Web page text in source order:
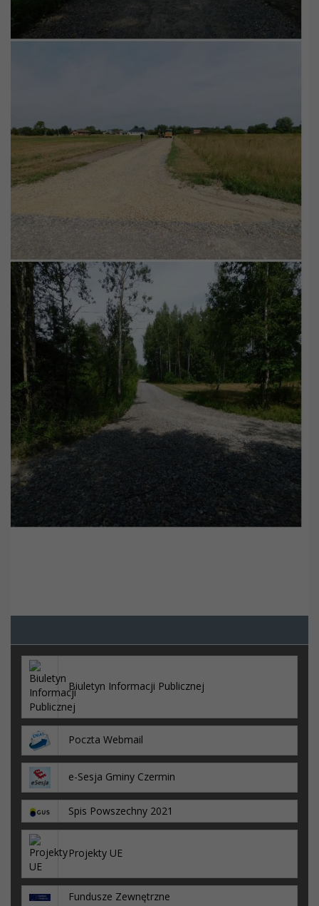
Biuletyn Informacji Publicznej
Poczta Webmail
e-Sesja Gminy Czermin
Spis Powszechny 2021
Projekty UE
Fundusze Zewnętrzne